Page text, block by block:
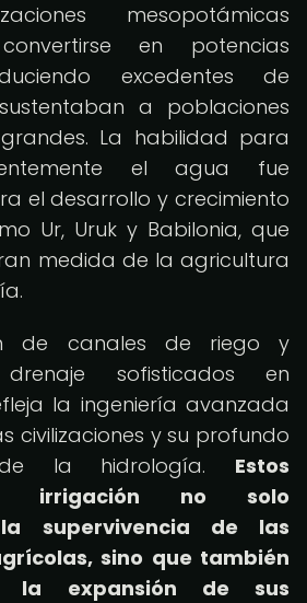
mesopotámicas
en potencias
excedentes de
a poblaciones
La habilidad para
el agua fue
el desarrollo y crecimiento
Ur, Uruk y Babilonia, que
medida de la agricultura
de canales de riego y
sofisticados en
la ingeniería avanzada
civilizaciones y su profundo
de la hidrología. Estos
irrigación no solo
supervivencia de las
sino que también
la expansión de sus